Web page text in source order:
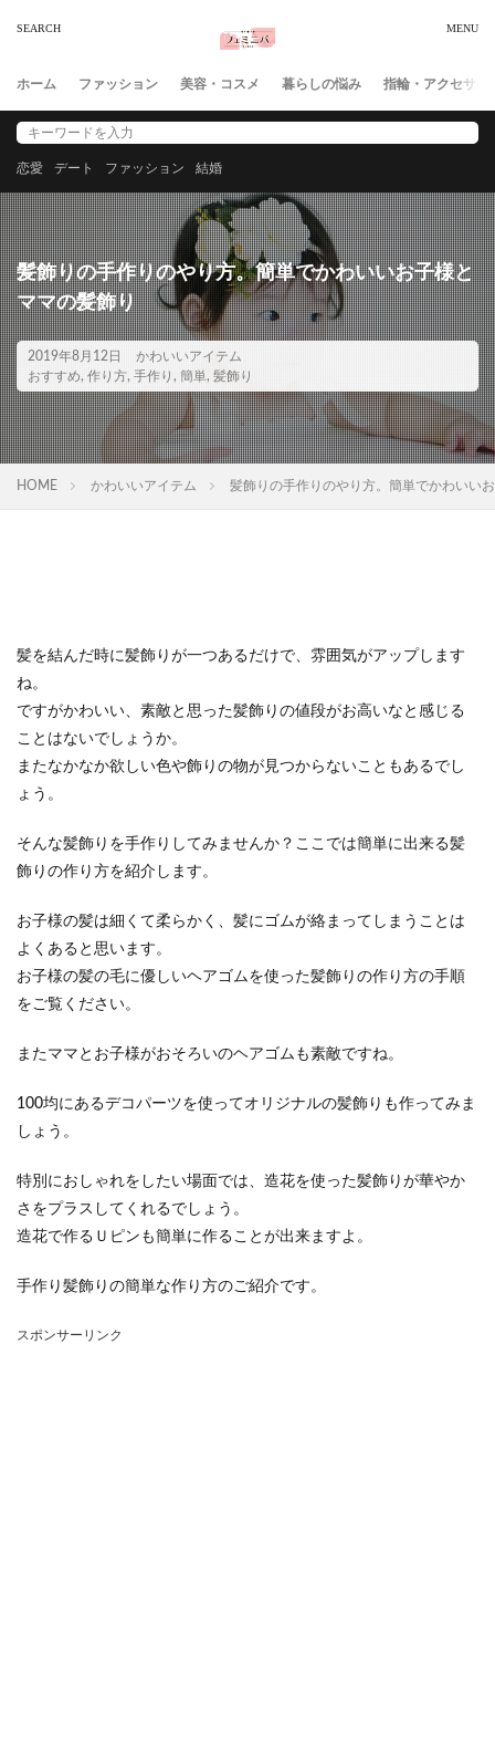
ホーム ファッション 美容・コスメ 暮らしの悩み 指輪・アクセサリ
恋愛 デート ファッション 結婚
髪飾りの手作りのやり方。簡単でかわいいお子様と
ママの髪飾り
2019年8月12日
かわいいアイテム
おすすめ, 作り方, 手作り , 簡単, 髪飾り
HOME かわいいアイテム 髪飾りの手作りのやり方。簡単でかわいい
髪を結んだ時に髪飾りが一つあるだけで、雰囲気がアップします
ね。
ですがかわいい、素敵と思った髪飾りの値段がお高いなと感じる
ことはないでしょうか。
またなかなか欲しい色や飾りの物が見つからないこともあるでし
ょう。
そんな髪飾りを手作りしてみませんか？ここでは簡単に出来る髪
飾りの作り方を紹介します。
お子様の髪は細くて柔らかく、髪にゴムが絡まってしまうことは
よくあると思います。
お子様の髪の毛に優しいヘアゴムを使った髪飾りの作り方の手順
をご覧ください。
またママとお子様がおそろいのヘアゴムも素敵ですね。
100均にあるデコパーツを使ってオリジナルの髪飾りも作ってみま
しょう。
特別におしゃれをしたい場面では、造花を使った髪飾りが華やか
さをプラスしてくれるでしょう。
造花で作るＵピンも簡単に作ることが出来ますよ。
手作り髪飾りの簡単な作り方のご紹介です。
スポンサーリンク